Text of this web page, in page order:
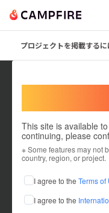
プロジェクトを掲載するに
This site is available
continuing, please
※ Some features may not
country, region, or project.
I agree to the Terms of
I agree to the
これまでに1回支援して
在住国：日本 現在地：岡